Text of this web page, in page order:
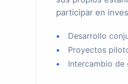
participar en
Desarrollo
Proyectos
Intercambio de